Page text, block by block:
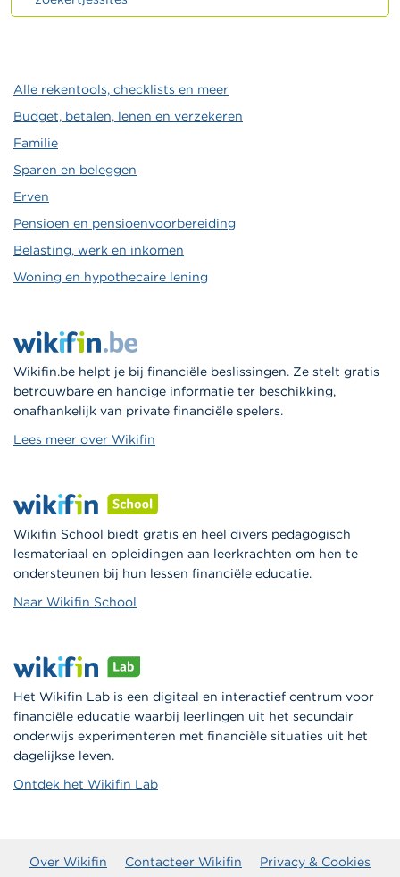
Alle rekentools, checklists en meer
Budget, betalen, lenen en verzekeren
Familie
Sparen en beleggen
Erven
Pensioen en pensioenvoorbereiding
Belasting, werk en inkomen
Woning en hypothecaire lening
Wikifin.be helpt je bij financiële beslissingen. Ze stelt gratis
betrouwbare en handige informatie ter beschikking,
onafhankelijk van private financiële spelers.
Lees meer over Wikifin
Wikifin School biedt gratis en heel divers pedagogisch
lesmateriaal en opleidingen aan leerkrachten om hen te
ondersteunen bij hun lessen financiële educatie.
Naar Wikifin School
Het Wikifin Lab is een digitaal en interactief centrum voor
financiële educatie waarbij leerlingen uit het secundair
onderwijs experimenteren met financiële situaties uit het
dagelijkse leven.
Ontdek het Wikifin Lab
Over Wikifin Contacteer Wikifin Privacy & Cookies